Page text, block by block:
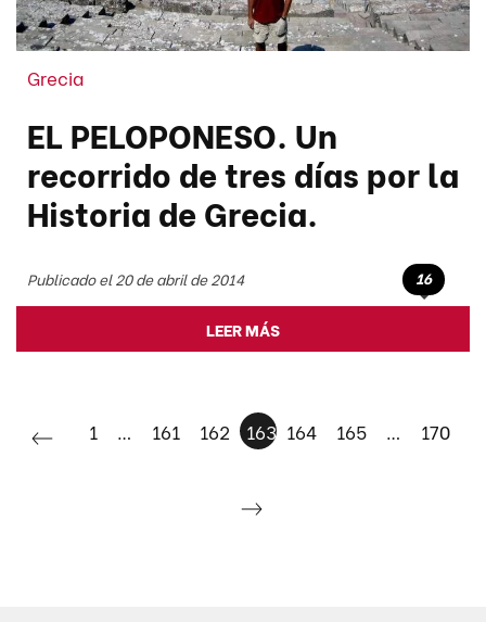
Grecia
EL PELOPONESO. Un
recorrido de tres días por la
Historia de Grecia.
Publicado el 20 de abril de 2014 16
LEER MÁS
1 … 161 162 163 164 165 … 170